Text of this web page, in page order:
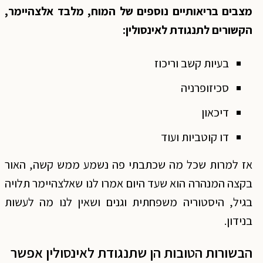
מצבים בריאותיים נוספים של המוח, מלבד אלצהיימר,
הקשורים לתנגודת לאינסולין:
בעיות קשב וריכוז
סכיזופרניה
דיכאון
דו קוטביות ועוד
אז למרות שכל מה שכתבתי פה נשמע ממש קשה, האור
בקצה המנהרה הוא שעד היום אמרו לנו שאלצהיימר תלויה
בגיל, היסטוריה משפחתית וגנים ושאין לנו מה לעשות
בנידון.
הבשורות הטובות הן שתנגודת לאינסולין אפשר